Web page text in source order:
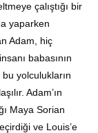
çalıştığı bir
yaparken
Adam, hiç
babasının
yolculukların
Adam’ın
Maya Sorian
ve Louis’e